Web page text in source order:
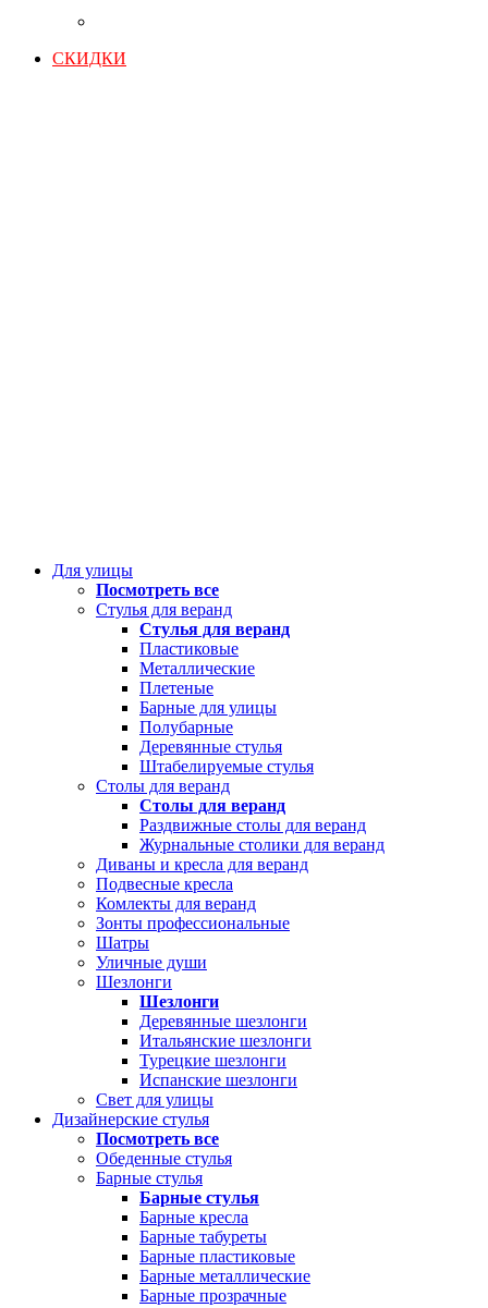
СКИДКИ
Для улицы
Посмотреть все
Стулья для веранд
Стулья для веранд
Пластиковые
Металлические
Плетеные
Барные для улицы
Полубарные
Деревянные стулья
Штабелируемые стулья
Столы для веранд
Столы для веранд
Раздвижные столы для веранд
Журнальные столики для веранд
Диваны и кресла для веранд
Подвесные кресла
Комлекты для веранд
Зонты профессиональные
Шатры
Уличные души
Шезлонги
Шезлонги
Деревянные шезлонги
Итальянские шезлонги
Турецкие шезлонги
Испанские шезлонги
Свет для улицы
Дизайнерские стулья
Посмотреть все
Обеденные стулья
Барные стулья
Барные стулья
Барные кресла
Барные табуреты
Барные пластиковые
Барные металлические
Барные прозрачные